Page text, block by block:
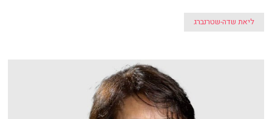
ליאת שדה-שטרנברג